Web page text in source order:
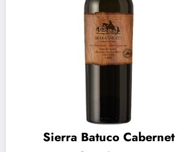
Sierra Batuco Cabernet